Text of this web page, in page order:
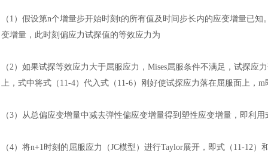
（1） 假设第n个增量步开始时刻t的所有值及时间步长内的应变增量已
变增量，此时刻偏应力试探值的等效应力为
（2） 如果试探等效应力大于屈服应力， Mises屈服条件不满足，试探应
上，式中将式（11-4）代入式（11-6）刚好使试探应力落在屈服面上，
（3） 从总偏应变增量中减去弹性偏应变增量得到塑性应变增量，即利用
（4）将n+1时刻的屈服应力（JC模型）进行Taylor展开，即式（11-12）